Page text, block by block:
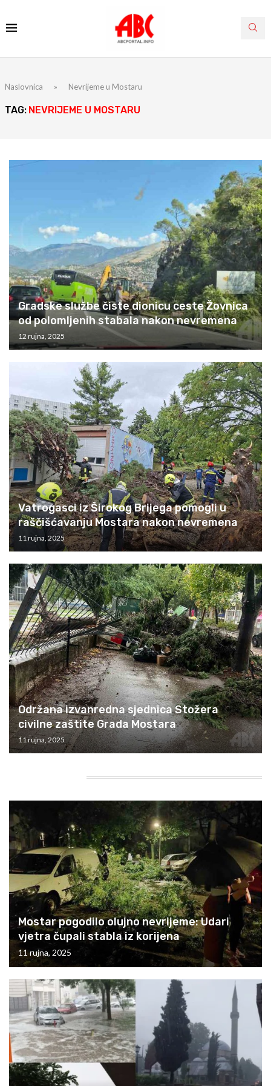
Naslovnica » Nevrijeme u Mostaru
TAG: NEVRIJEME U MOSTARU
Gradske službe čiste dionicu ceste Žovnica
od polomljenih stabala nakon nevremena
12 rujna, 2025
Vatrogasci iz Širokog Brijega pomogli u
raščišćavanju Mostara nakon nevremena
11 rujna, 2025
Održana izvanredna sjednica Stožera
civilne zaštite Grada Mostara
11 rujna, 2025
Mostar pogodilo olujno nevrijeme: Udari
vjetra čupali stabla iz korijena
11 rujna, 2025